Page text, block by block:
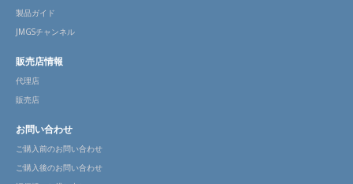
製品ガイド
JMGSチャンネル
販売店情報
代理店
販売店
お問い合わせ
ご購入前のお問い合わせ
ご購入後のお問い合わせ